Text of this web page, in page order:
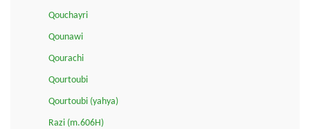
Qouchayri
Qounawi
Qourachi
Qourtoubi
Qourtoubi (yahya)
Razi (m.606H)